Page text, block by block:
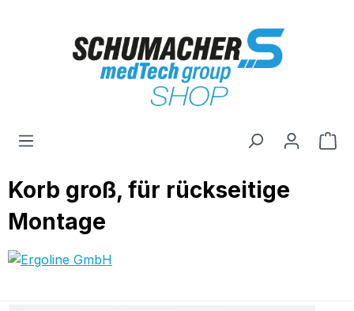
Korb groß, für rückseitige
Montage